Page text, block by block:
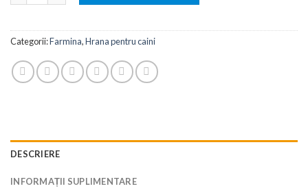
Categorii:Farmina,Hrana pentru caini
DESCRIERE
INFORMAȚII SUPLIMENTARE